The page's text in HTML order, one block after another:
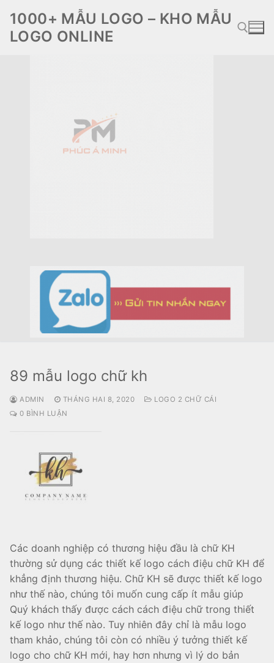
đến
nội
1000+ MẪU LOGO – KHO MẪU
LOGO ONLINE
89 mẫu logo chữ kh
ADMIN THÁNG HAI 8, 2020
LOGO 2 CHỮ CÁI
0 BÌNH LUẬN
Các doanh nghiệp có thương hiệu đầu là chữ KH
thường sử dụng các thiết kế logo cách điệu chữ KH để
khẳng định thương hiệu. Chữ KH sẽ được thiết kế logo
như thế nào, chúng tôi muốn cung cấp ít mẫu giúp
Quý khách thấy được cách cách điệu chữ trong thiết
kế logo như thế nào. Tuy nhiên đây chỉ là mẫu logo
tham khảo, chúng tôi còn có nhiều ý tưởng thiết kế
logo cho chữ KH mới, hay hơn nhưng vì lý do bản